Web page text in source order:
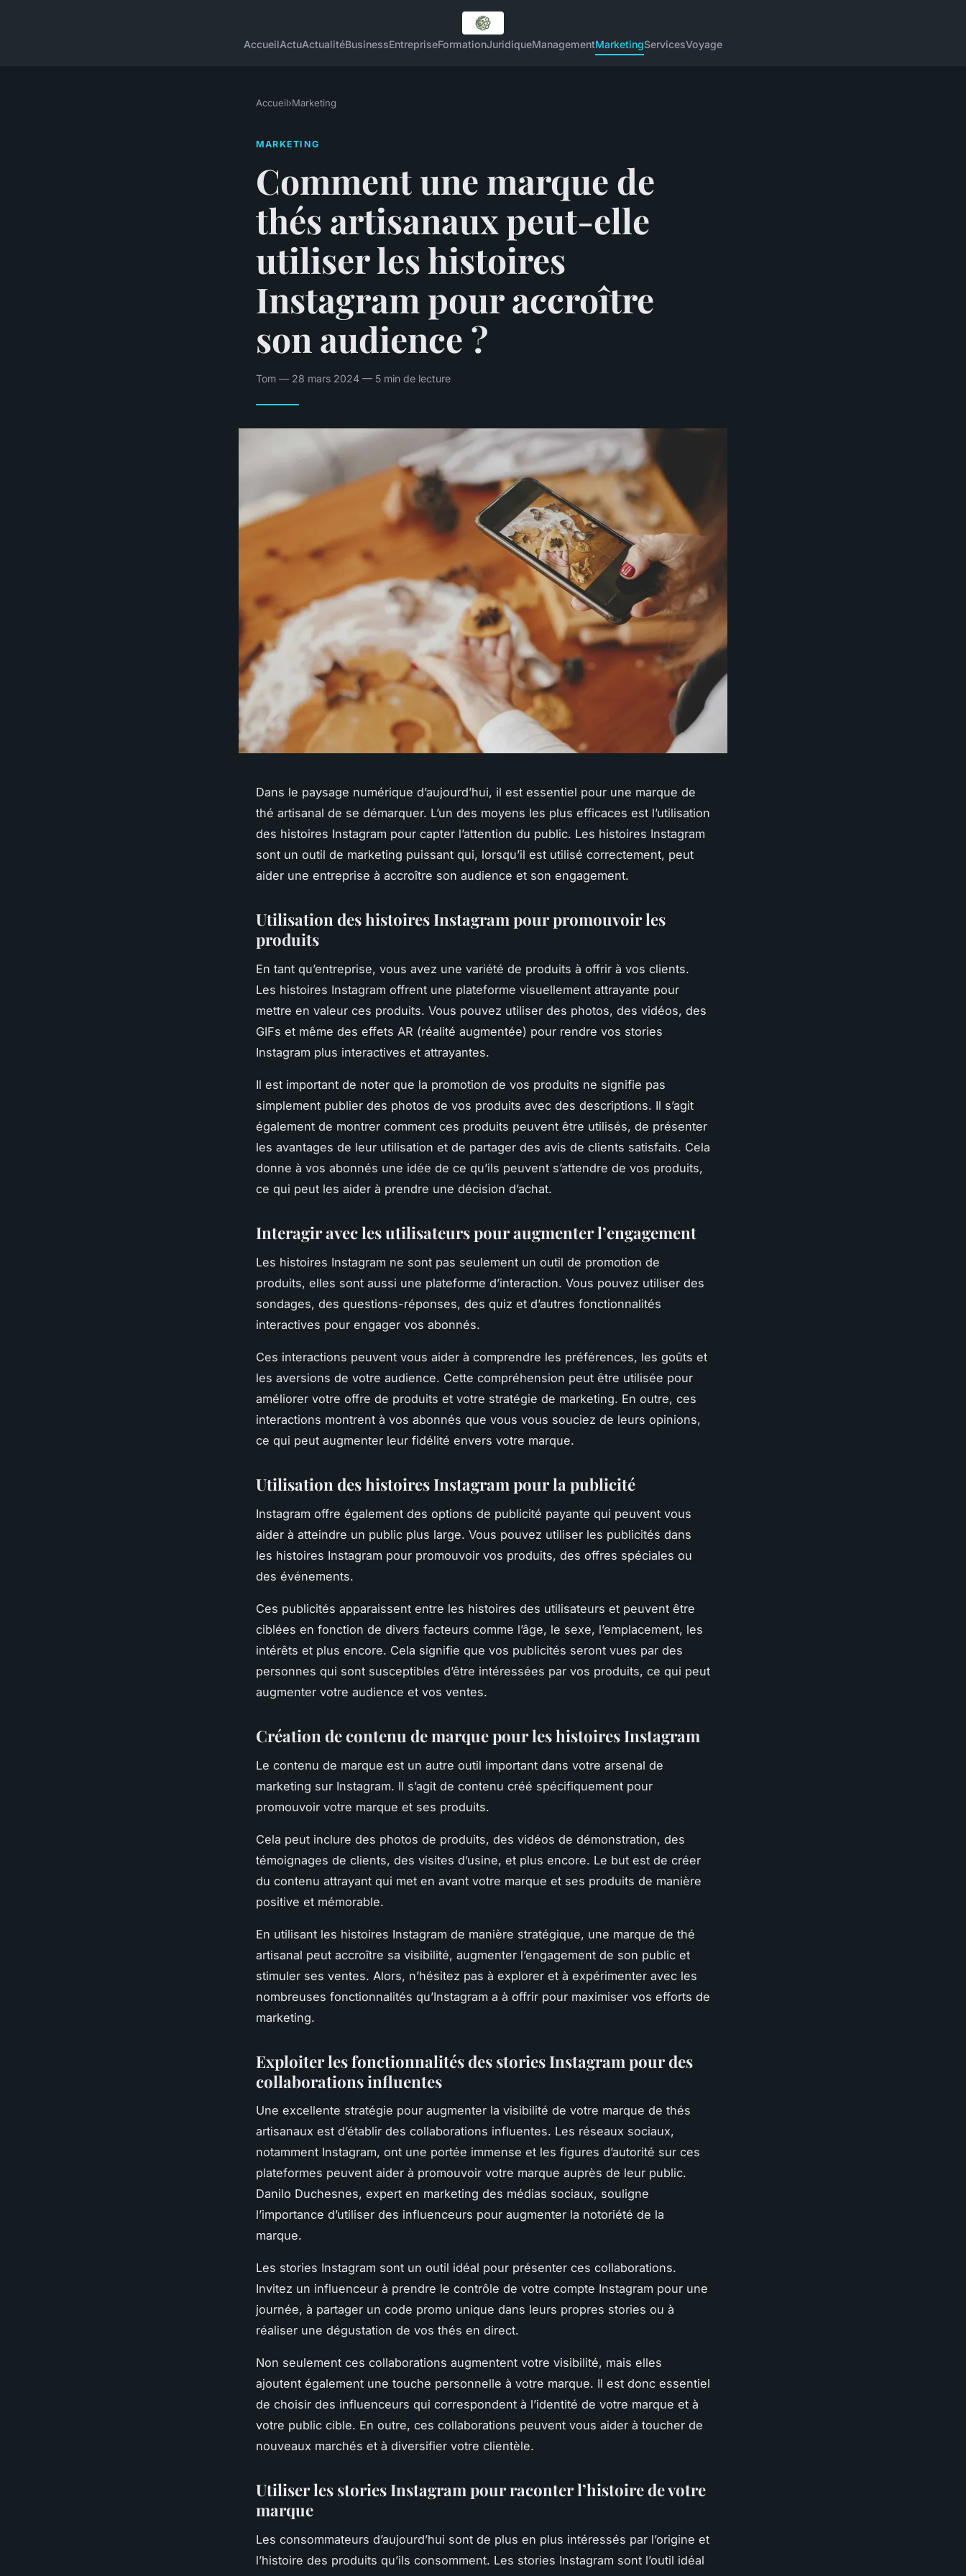
AccueilActuActualitéBusinessEntrepriseFormationJuridiqueManagementMarketingServicesVoyage
Accueil›Marketing
MARKETING
Comment une marque de
thés artisanaux peut-elle
utiliser les histoires
Instagram pour accroître
son audience ?
Tom — 28 mars 2024 — 5 min de lecture
Dans le paysage numérique d’aujourd’hui, il est essentiel pour une marque de
thé artisanal de se démarquer. L’un des moyens les plus efficaces est l’utilisation
des histoires Instagram pour capter l’attention du public. Les histoires Instagram
sont un outil de marketing puissant qui, lorsqu’il est utilisé correctement, peut
aider une entreprise à accroître son audience et son engagement.
Utilisation des histoires Instagram pour promouvoir les
produits
En tant qu’entreprise, vous avez une variété de produits à offrir à vos clients.
Les histoires Instagram offrent une plateforme visuellement attrayante pour
mettre en valeur ces produits. Vous pouvez utiliser des photos, des vidéos, des
GIFs et même des effets AR (réalité augmentée) pour rendre vos stories
Instagram plus interactives et attrayantes.
Il est important de noter que la promotion de vos produits ne signifie pas
simplement publier des photos de vos produits avec des descriptions. Il s’agit
également de montrer comment ces produits peuvent être utilisés, de présenter
les avantages de leur utilisation et de partager des avis de clients satisfaits. Cela
donne à vos abonnés une idée de ce qu’ils peuvent s’attendre de vos produits,
ce qui peut les aider à prendre une décision d’achat.
Interagir avec les utilisateurs pour augmenter l’engagement
Les histoires Instagram ne sont pas seulement un outil de promotion de
produits, elles sont aussi une plateforme d’interaction. Vous pouvez utiliser des
sondages, des questions-réponses, des quiz et d’autres fonctionnalités
interactives pour engager vos abonnés.
Ces interactions peuvent vous aider à comprendre les préférences, les goûts et
les aversions de votre audience. Cette compréhension peut être utilisée pour
améliorer votre offre de produits et votre stratégie de marketing. En outre, ces
interactions montrent à vos abonnés que vous vous souciez de leurs opinions,
ce qui peut augmenter leur fidélité envers votre marque.
Utilisation des histoires Instagram pour la publicité
Instagram offre également des options de publicité payante qui peuvent vous
aider à atteindre un public plus large. Vous pouvez utiliser les publicités dans
les histoires Instagram pour promouvoir vos produits, des offres spéciales ou
des événements.
Ces publicités apparaissent entre les histoires des utilisateurs et peuvent être
ciblées en fonction de divers facteurs comme l’âge, le sexe, l’emplacement, les
intérêts et plus encore. Cela signifie que vos publicités seront vues par des
personnes qui sont susceptibles d’être intéressées par vos produits, ce qui peut
augmenter votre audience et vos ventes.
Création de contenu de marque pour les histoires Instagram
Le contenu de marque est un autre outil important dans votre arsenal de
marketing sur Instagram. Il s’agit de contenu créé spécifiquement pour
promouvoir votre marque et ses produits.
Cela peut inclure des photos de produits, des vidéos de démonstration, des
témoignages de clients, des visites d’usine, et plus encore. Le but est de créer
du contenu attrayant qui met en avant votre marque et ses produits de manière
positive et mémorable.
En utilisant les histoires Instagram de manière stratégique, une marque de thé
artisanal peut accroître sa visibilité, augmenter l’engagement de son public et
stimuler ses ventes. Alors, n’hésitez pas à explorer et à expérimenter avec les
nombreuses fonctionnalités qu’Instagram a à offrir pour maximiser vos efforts de
marketing.
Exploiter les fonctionnalités des stories Instagram pour des
collaborations influentes
Une excellente stratégie pour augmenter la visibilité de votre marque de thés
artisanaux est d’établir des collaborations influentes. Les réseaux sociaux,
notamment Instagram, ont une portée immense et les figures d’autorité sur ces
plateformes peuvent aider à promouvoir votre marque auprès de leur public.
Danilo Duchesnes, expert en marketing des médias sociaux, souligne
l’importance d’utiliser des influenceurs pour augmenter la notoriété de la
marque.
Les stories Instagram sont un outil idéal pour présenter ces collaborations.
Invitez un influenceur à prendre le contrôle de votre compte Instagram pour une
journée, à partager un code promo unique dans leurs propres stories ou à
réaliser une dégustation de vos thés en direct.
Non seulement ces collaborations augmentent votre visibilité, mais elles
ajoutent également une touche personnelle à votre marque. Il est donc essentiel
de choisir des influenceurs qui correspondent à l’identité de votre marque et à
votre public cible. En outre, ces collaborations peuvent vous aider à toucher de
nouveaux marchés et à diversifier votre clientèle.
Utiliser les stories Instagram pour raconter l’histoire de votre
marque
Les consommateurs d’aujourd’hui sont de plus en plus intéressés par l’origine et
l’histoire des produits qu’ils consomment. Les stories Instagram sont l’outil idéal